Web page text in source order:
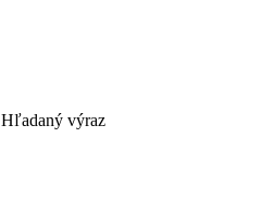
Hľadaný výraz